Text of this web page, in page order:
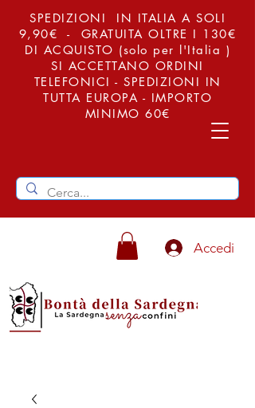
SPEDIZIONI IN ITALIA A SOLI
9,90€ - GRATUITA OLTRE I 130€
DI ACQUISTO (solo per l'Italia )
SI ACCETTANO ORDINI
TELEFONICI - SPEDIZIONI IN
TUTTA EUROPA - IMPORTO
MINIMO 60€
Accedi